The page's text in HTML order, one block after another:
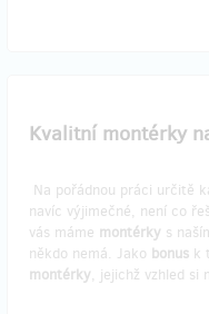
Kvalitní montérky
Na pořádnou práci určitě
navíc výjimečné, není co
vás máme montérky s
někdo nemá. Jako bonus k
montérky, jejichž vzhled si